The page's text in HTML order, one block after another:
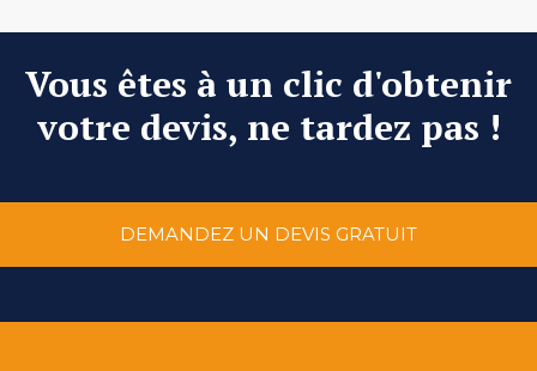
Vous êtes à un clic d'obtenir
votre devis, ne tardez pas !
DEMANDEZ UN DEVIS GRATUIT